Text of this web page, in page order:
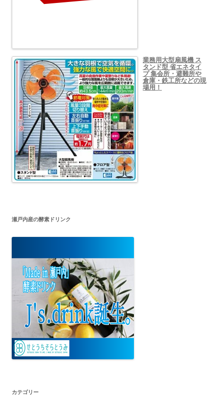
業務用大型扇風機 ス
タンド型 省エネタイ
プ 集会所・避難所や
倉庫・鉄工所などの現
場用！
瀬戸内産の酵素ドリンク
カテゴリー